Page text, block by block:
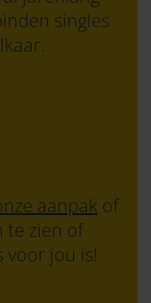
singles
aanpak of
te zien of
voor jou is!